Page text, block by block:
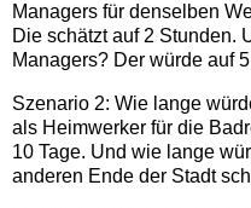
Managers für denselben
Die schätzt auf 2 Stunden.
Managers? Der würde auf
Szenario 2: Wie lange
als Heimwerker für die
10 Tage. Und wie lange
anderen Ende der Stadt